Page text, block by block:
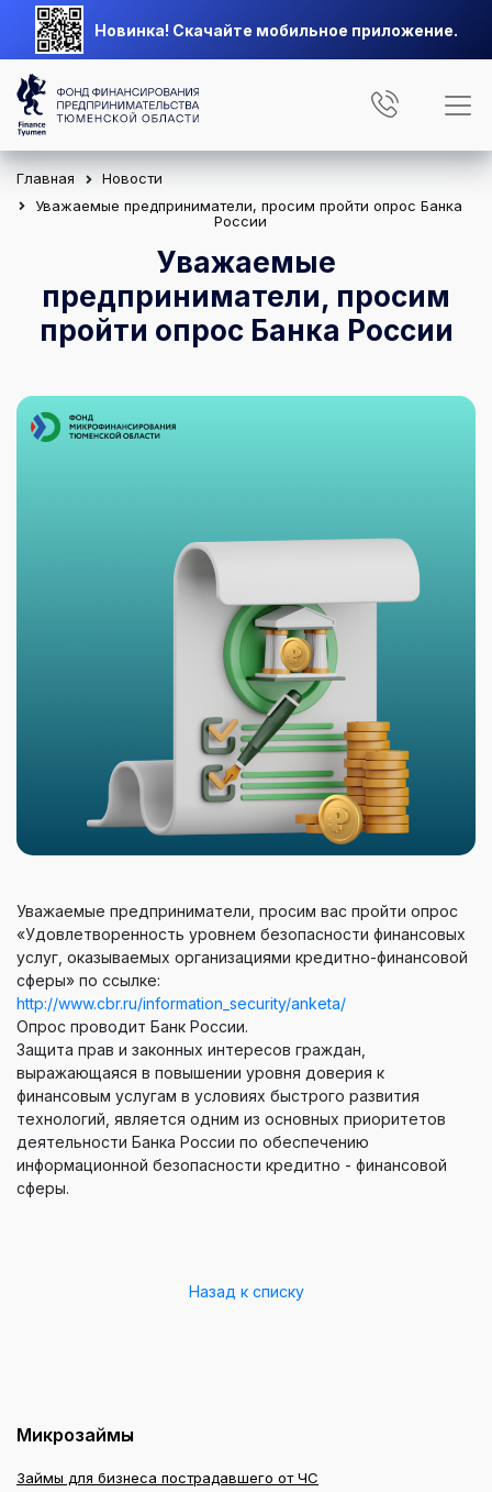
Новинка! Скачайте мобильное приложение.
Главная
Новости
Уважаемые предприниматели, просим пройти опрос Банка
России
Уважаемые
предприниматели, просим
пройти опрос Банка России
Уважаемые предприниматели, просим вас пройти опрос
«Удовлетворенность уровнем безопасности финансовых
услуг, оказываемых организациями кредитно-финансовой
сферы» по ссылке:
http://www.cbr.ru/information_security/anketa/
Опрос проводит Банк России.
Защита прав и законных интересов граждан,
выражающаяся в повышении уровня доверия к
финансовым услугам в условиях быстрого развития
технологий, является одним из основных приоритетов
деятельности Банка России по обеспечению
информационной безопасности кредитно - финансовой
сферы.
Назад к списку
Микрозаймы
Займы для бизнеса пострадавшего от ЧС